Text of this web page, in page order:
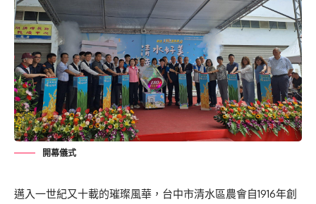
開幕儀式
邁入一世紀又十載的璀璨風華，台中市清水區農會自1916年創